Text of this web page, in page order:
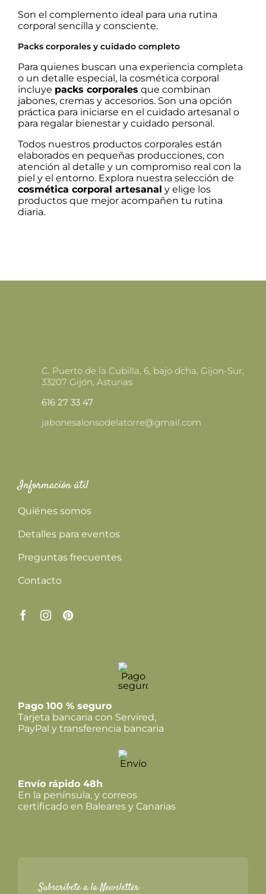
Son el complemento ideal para una rutina
corporal sencilla y consciente.
Packs corporales y cuidado completo
Para quienes buscan una experiencia completa
o un detalle especial, la cosmética corporal
incluye packs corporales que combinan
jabones, cremas y accesorios. Son una opción
práctica para iniciarse en el cuidado artesanal o
para regalar bienestar y cuidado personal.
Todos nuestros productos corporales están
elaborados en pequeñas producciones, con
atención al detalle y un compromiso real con la
piel y el entorno. Explora nuestra selección de
cosmética corporal artesanal y elige los
productos que mejor acompañen tu rutina
diaria.
C. Puerto de la Cubilla, 6, bajo dcha, Gijon-Sur,
33207 Gijón, Asturias
616 27 33 47
jabonesalonsodelatorre@gmail.com
Información útil
Quiénes somos
Detalles para eventos
Preguntas frecuentes
Contacto
Pago 100 % seguro
Tarjeta bancaria con Servired,
PayPal y transferencia bancaria
Envío rápido 48h
En la península, y correos
certificado en Baleares y Canarias
Subscríbete a la Newsletter